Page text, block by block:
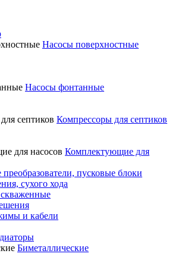
Насосы поверхностные
Насосы фонтанные
Компрессоры для септиков
Комплектующие для
пусковые блоки
сухого хода
и кабели
Биметаллические